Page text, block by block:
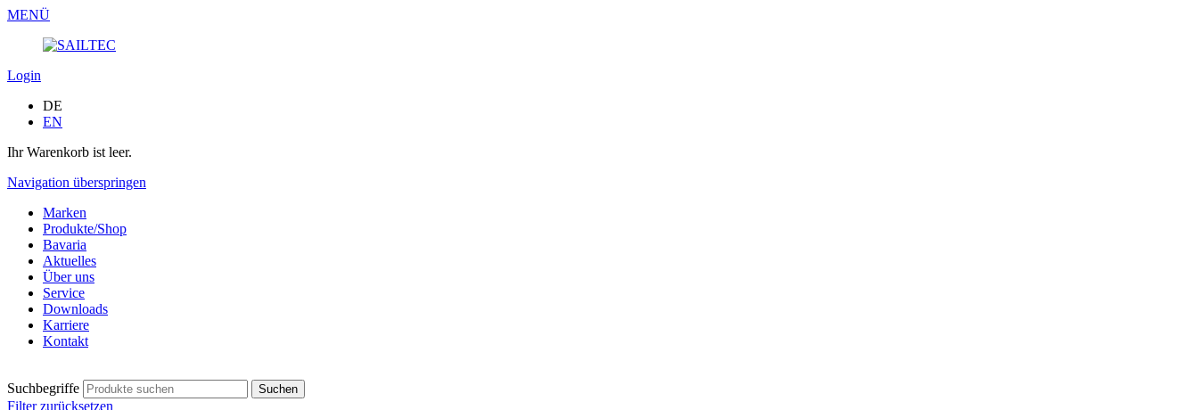
MENÜ
Login
DE
EN
Ihr Warenkorb ist leer.
Navigation überspringen
Marken
Produkte/Shop
Bavaria
Aktuelles
Über uns
Service
Downloads
Karriere
Kontakt
Suchbegriffe
Filter zurücksetzen